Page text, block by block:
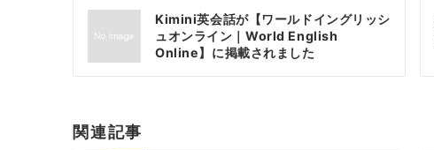
ビ
シ
Kimini英会話が【ワールドイングリッシ
ュオンライン｜World English
Online】に掲載されました
関連記事